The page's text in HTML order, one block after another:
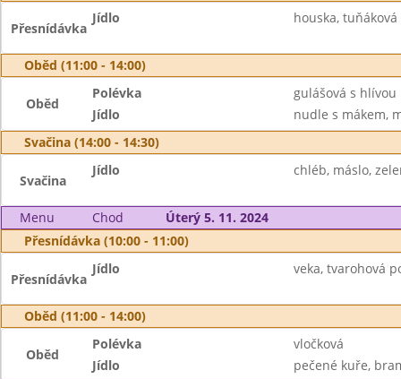
Přesnídávka
Jídlo houska,
Oběd (11:00 - 14:00)
Oběd
Polévka
gulášová s
Jídlo
nudle s mákem,
Svačina (14:00 - 14:30)
Svačina
Jídlo chléb, máslo,
Menu Chod
Úterý 5. 11. 2024
Přesnídávka (10:00 - 11:00)
Přesnídávka
Jídlo veka, tvarohová
Oběd (11:00 - 14:00)
Oběd
Polévka
vločková
Jídlo
pečené kuře,